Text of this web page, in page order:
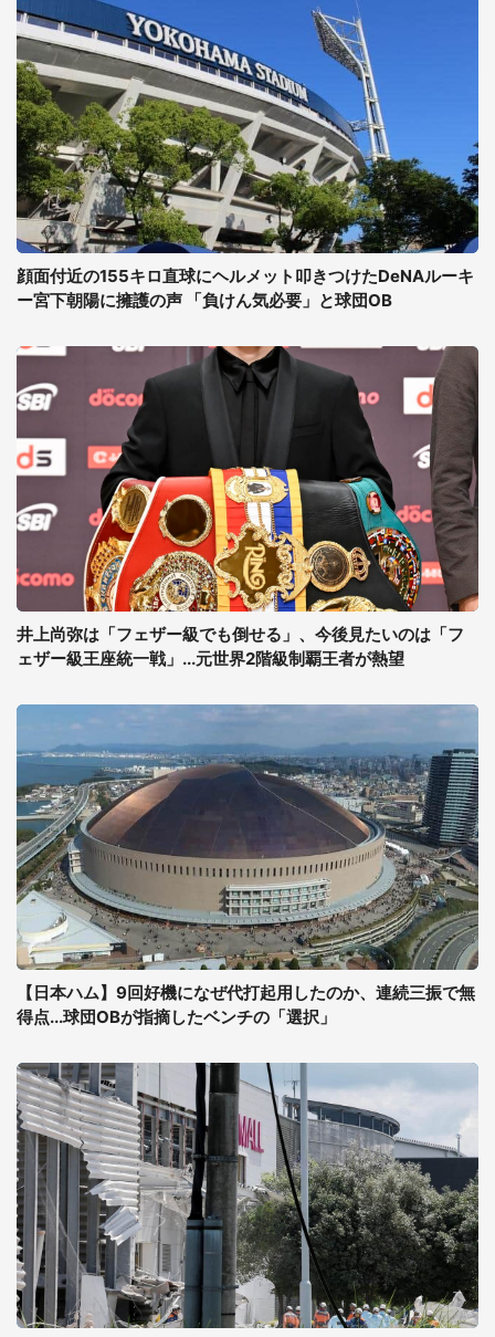
顔面付近の155キロ直球にヘルメット叩きつけたDeNAルーキ
ー宮下朝陽に擁護の声 「負けん気必要」と球団OB
井上尚弥は「フェザー級でも倒せる」、今後見たいのは「フ
ェザー級王座統一戦」...元世界2階級制覇王者が熱望
【日本ハム】9回好機になぜ代打起用したのか、連続三振で無
得点...球団OBが指摘したベンチの「選択」